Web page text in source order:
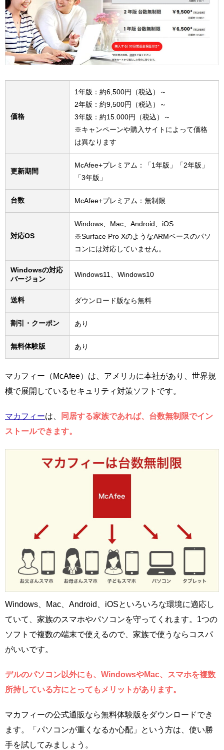
価格
1年版：約6,500円（税込）～
2年版：約9,500円（税込）～
3年版：約15.000円（税込）～
※キャンペーンや購入サイトによって価格
は異なります
更新期間
McAfee+プレミアム：「1年版」「2年版」
「3年版」
台数 McAfee+プレミアム：無制限
対応OS
Windows、Mac、Android、iOS
※Surface Pro XのようなARMベースのパソ
コンには対応していません。
Windowsの対応
バージョン
Windows11、Windows10
送料 ダウンロード版なら無料
割引・クーポン あり
無料体験版 あり
マカフィー（McAfee）は、アメリカに本社があり、世界規
模で展開しているセキュリティ対策ソフトです。
マカフィーは、
同居する家族であれば、台数無制限でイン
ストールできます。
Windows、Mac、Android、iOSといろいろな環境に適応し
ていて、家族のスマホやパソコンを守ってくれます。1つの
ソフトで複数の端末で使えるので、家族で使うならコスパ
がいいです。
デルのパソコン以外にも、WindowsやMac、スマホを複数
所持している方にとってもメリットがあります。
マカフィーの公式通販なら無料体験版をダウンロードでき
ます。「パソコンが重くなるか心配」という方は、使い勝
手を試してみましょう。